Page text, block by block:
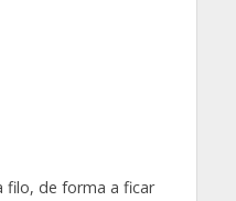
filo, de forma a ficar